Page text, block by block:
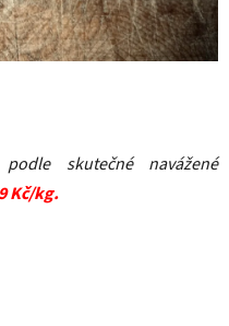
skutečné navážené
Kč/kg.